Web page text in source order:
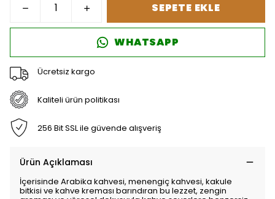
SEPETE EKLE
WHATSAPP
Ücretsiz kargo
Kaliteli ürün politikası
256 Bit SSL ile güvende alışveriş
Ürün Açıklaması
İçerisinde Arabika kahvesi, menengiç kahvesi, kakule
bitkisi ve kahve kreması barındıran bu lezzet, zengin